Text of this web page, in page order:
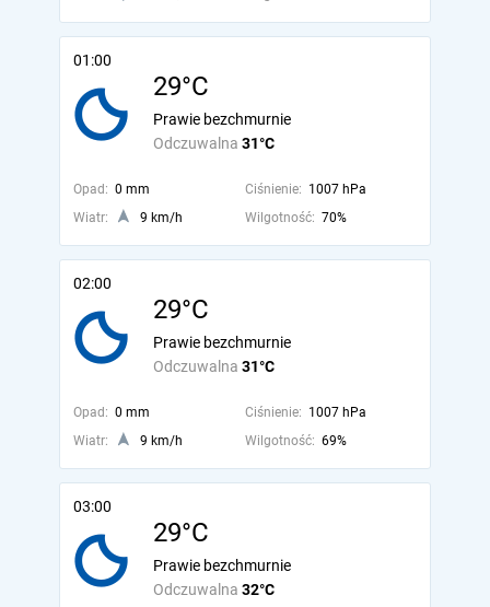
01:00
29°C
Odczuwalna 31°C
Prawie bezchmurnie
Opad: 0 mm Ciśnienie: 1007 hPa
Wiatr:
9 km/h Wilgotność: 70%
02:00
29°C
Odczuwalna 31°C
Prawie bezchmurnie
Opad: 0 mm Ciśnienie: 1007 hPa
Wiatr:
9 km/h Wilgotność: 69%
03:00
29°C
Odczuwalna 32°C
Prawie bezchmurnie